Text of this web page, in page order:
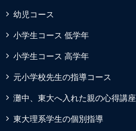
幼児コース
小学生コース 低学年
小学生コース 高学年
元小学校先生の指導コース
灘中、東大へ入れた親の心得講座
東大理系学生の個別指導